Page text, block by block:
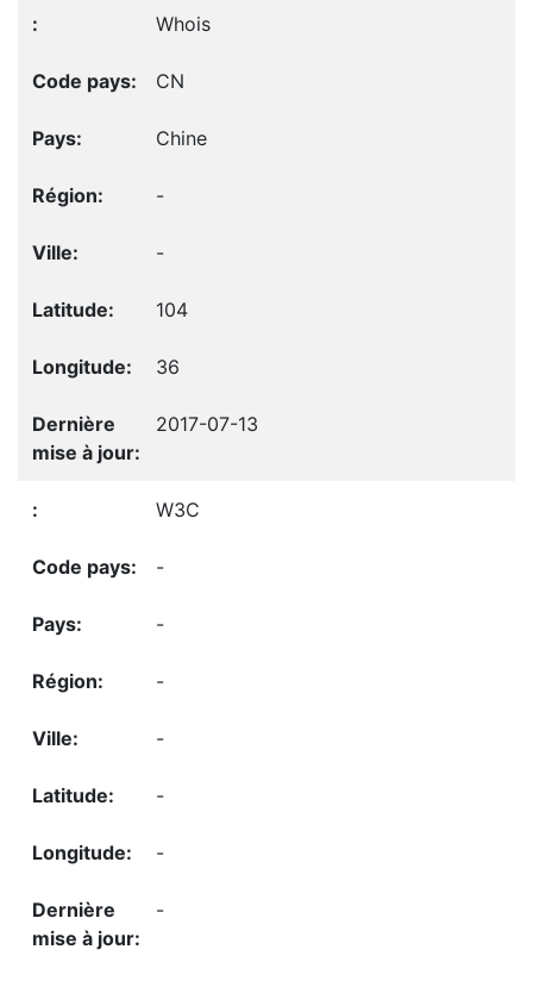
Whois
CN
Chine
-
-
104
36
2017-07-13
W3C
-
-
-
-
-
-
-